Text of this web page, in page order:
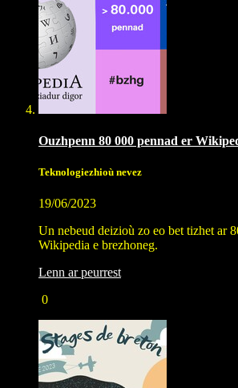
Ouzhpenn 80 000 pennad er
Teknologiezhioù nevez
19/06/2023
Un nebeud deizioù zo eo bet tizhet ar
Wikipedia e brezhoneg.
Lenn ar peurrest
0